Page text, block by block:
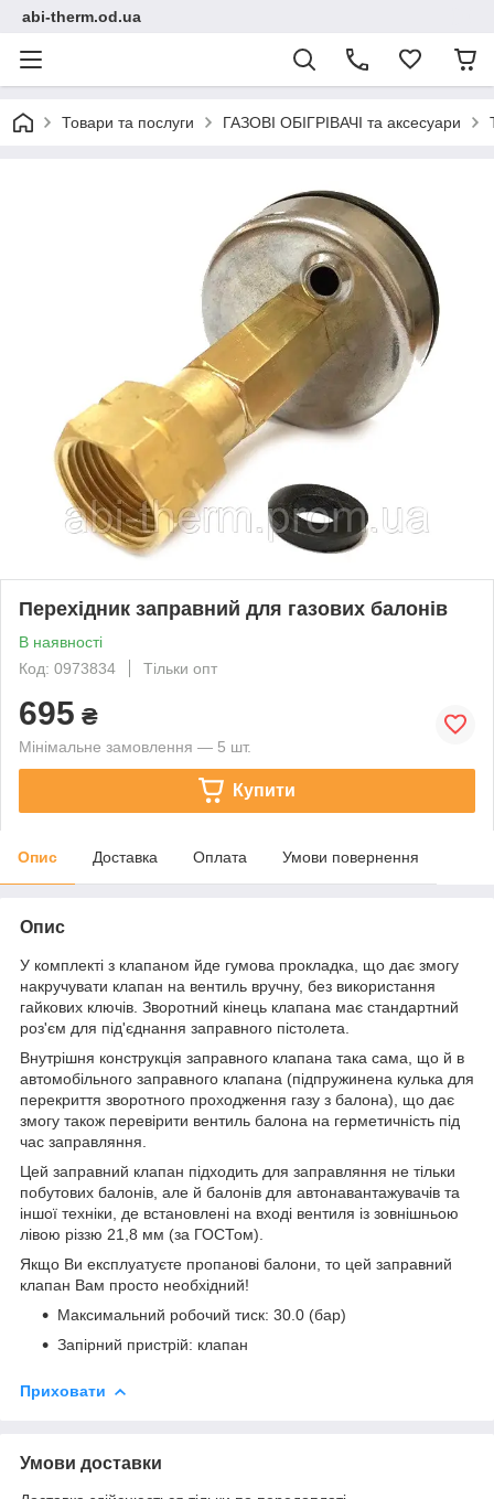
abi-therm.od.ua
Товари та послуги ГАЗОВІ ОБІГРІВАЧІ та аксесуари
Перехідник заправний для газових балонів
В наявності
Код: 0973834
Тільки опт
695 ₴
Мінімальне замовлення — 5 шт.
Купити
Опис Доставка Оплата Умови повернення
Опис
У комплекті з клапаном йде гумова прокладка, що дає змогу
накручувати клапан на вентиль вручну, без використання
гайкових ключів. Зворотний кінець клапана має стандартний
роз'єм для під'єднання заправного пістолета.
Внутрішня конструкція заправного клапана така сама, що й в
автомобільного заправного клапана (підпружинена кулька для
перекриття зворотного проходження газу з балона), що дає
змогу також перевірити вентиль балона на герметичність під
час заправляння.
Цей заправний клапан підходить для заправляння не тільки
побутових балонів, але й балонів для автонавантажувачів та
іншої техніки, де встановлені на вході вентиля із зовнішньою
лівою різзю 21,8 мм (за ГОСТом).
Якщо Ви експлуатуєте пропанові балони, то цей заправний
клапан Вам просто необхідний!
Максимальний робочий тиск: 30.0 (бар)
Запірний пристрій: клапан
Приховати
Умови доставки